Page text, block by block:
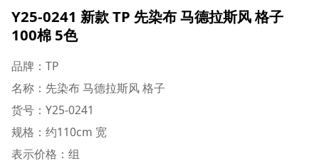
Y25-0241 新款 TP 先染布 马德拉斯风 格子
100棉 5色
品牌：TP
名称：先染布 马德拉斯风 格子
货号：Y25-0241
规格：约110cm 宽
表示价格：组